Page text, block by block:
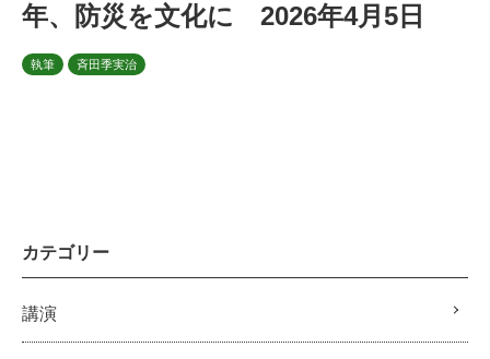
年、防災を文化に 2026年4月5日
執筆 斉田季実治
カテゴリー
講演